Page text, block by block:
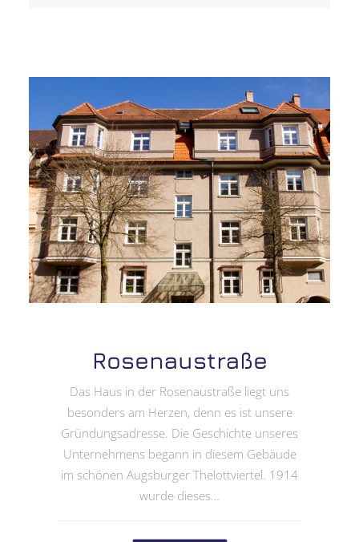
Rosenaustraße
Das Haus in der Rosenaustraße liegt uns
besonders am Herzen, denn es ist unsere
Gründungsadresse. Die Geschichte unseres
Unternehmens begann in diesem Gebäude
im schönen Augsburger Thelottviertel. 1914
wurde dieses…